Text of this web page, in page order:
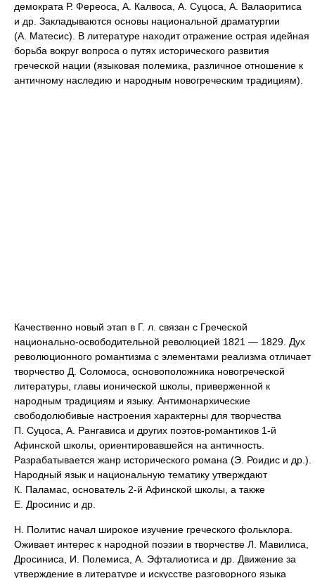
демократа Р. Фереоса, А. Калвоса, А. Суцоса, А. Валаоритиса
и др. Закладываются основы национальной драматургии
(А. Матесис). В литературе находит отражение острая идейная
борьба вокруг вопроса о путях исторического развития
греческой нации (языковая полемика, различное отношение к
античному наследию и народным новогреческим традициям).
Качественно новый этап в Г. л. связан с Греческой
национально-освободительной революцией 1821 — 1829. Дух
революционного романтизма с элементами реализма отличает
творчество Д. Соломоса, основоположника новогреческой
литературы, главы ионической школы, приверженной к
народным традициям и языку. Антимонархические
свободолюбивые настроения характерны для творчества
П. Суцоса, А. Рангависа и других поэтов-романтиков 1-й
Афинской школы, ориентировавшейся на античность.
Разрабатывается жанр исторического романа (Э. Роидис и др.).
Народный язык и национальную тематику утверждают
К. Паламас, основатель 2-й Афинской школы, а также
Е. Дросинис и др.
Н. Политис начал широкое изучение греческого фольклора.
Оживает интерес к народной поэзии в творчестве Л. Мавилиса,
Дросиниса, И. Полемиса, А. Эфталиотиса и др. Движение за
утверждение в литературе и искусстве разговорного языка